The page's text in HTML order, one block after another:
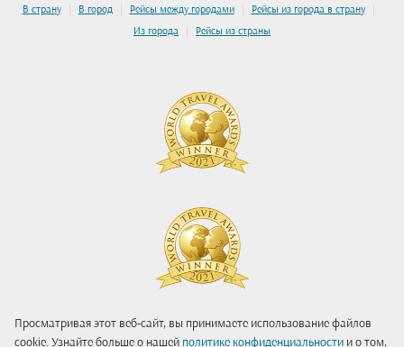
Просматривая этот веб-сайт, вы принимаете использование файлов
cookie. Узнайте больше о нашей политике конфиденциальности и о том,
В страну | В город | Рейсы между городами | Рейсы из города в страну |
Из города | Рейсы из страны